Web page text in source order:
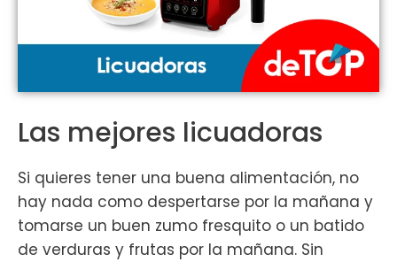
Las mejores licuadoras
Si quieres tener una buena alimentación, no
hay nada como despertarse por la mañana y
tomarse un buen zumo fresquito o un batido
de verduras y frutas por la mañana. Sin